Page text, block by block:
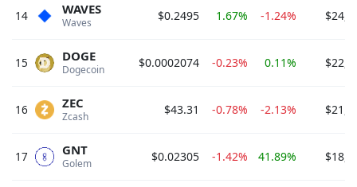
14 Waves
WAVES $0.2495 1.67% -1.24%
15 Dogecoin
DOGE $0.0002074 -0.23% 0.11%
16 Zcash
ZEC $43.31 -0.78% -2.13%
17 Golem
GNT $0.02305 -1.42% 41.89%